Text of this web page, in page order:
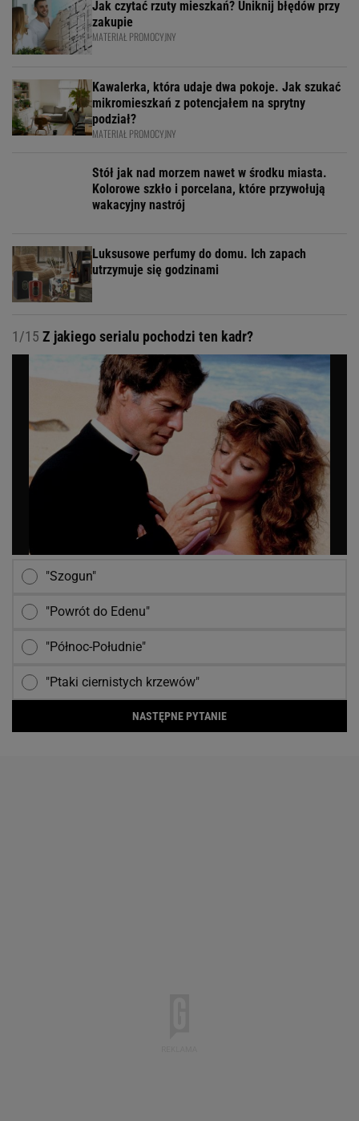
Jak czytać rzuty mieszkań? Uniknij błędów przy
zakupie
MATERIAŁ PROMOCYJNY
Kawalerka, która udaje dwa pokoje. Jak szukać
mikromieszkań z potencjałem na sprytny
podział?
MATERIAŁ PROMOCYJNY
Stół jak nad morzem nawet w środku miasta.
Kolorowe szkło i porcelana, które przywołują
wakacyjny nastrój
Luksusowe perfumy do domu. Ich zapach
utrzymuje się godzinami
1/15 Z jakiego serialu pochodzi ten kadr?
"Szogun"
"Powrót do Edenu"
"Północ-Południe"
"Ptaki ciernistych krzewów"
NASTĘPNE PYTANIE